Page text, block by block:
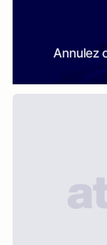
Annulez